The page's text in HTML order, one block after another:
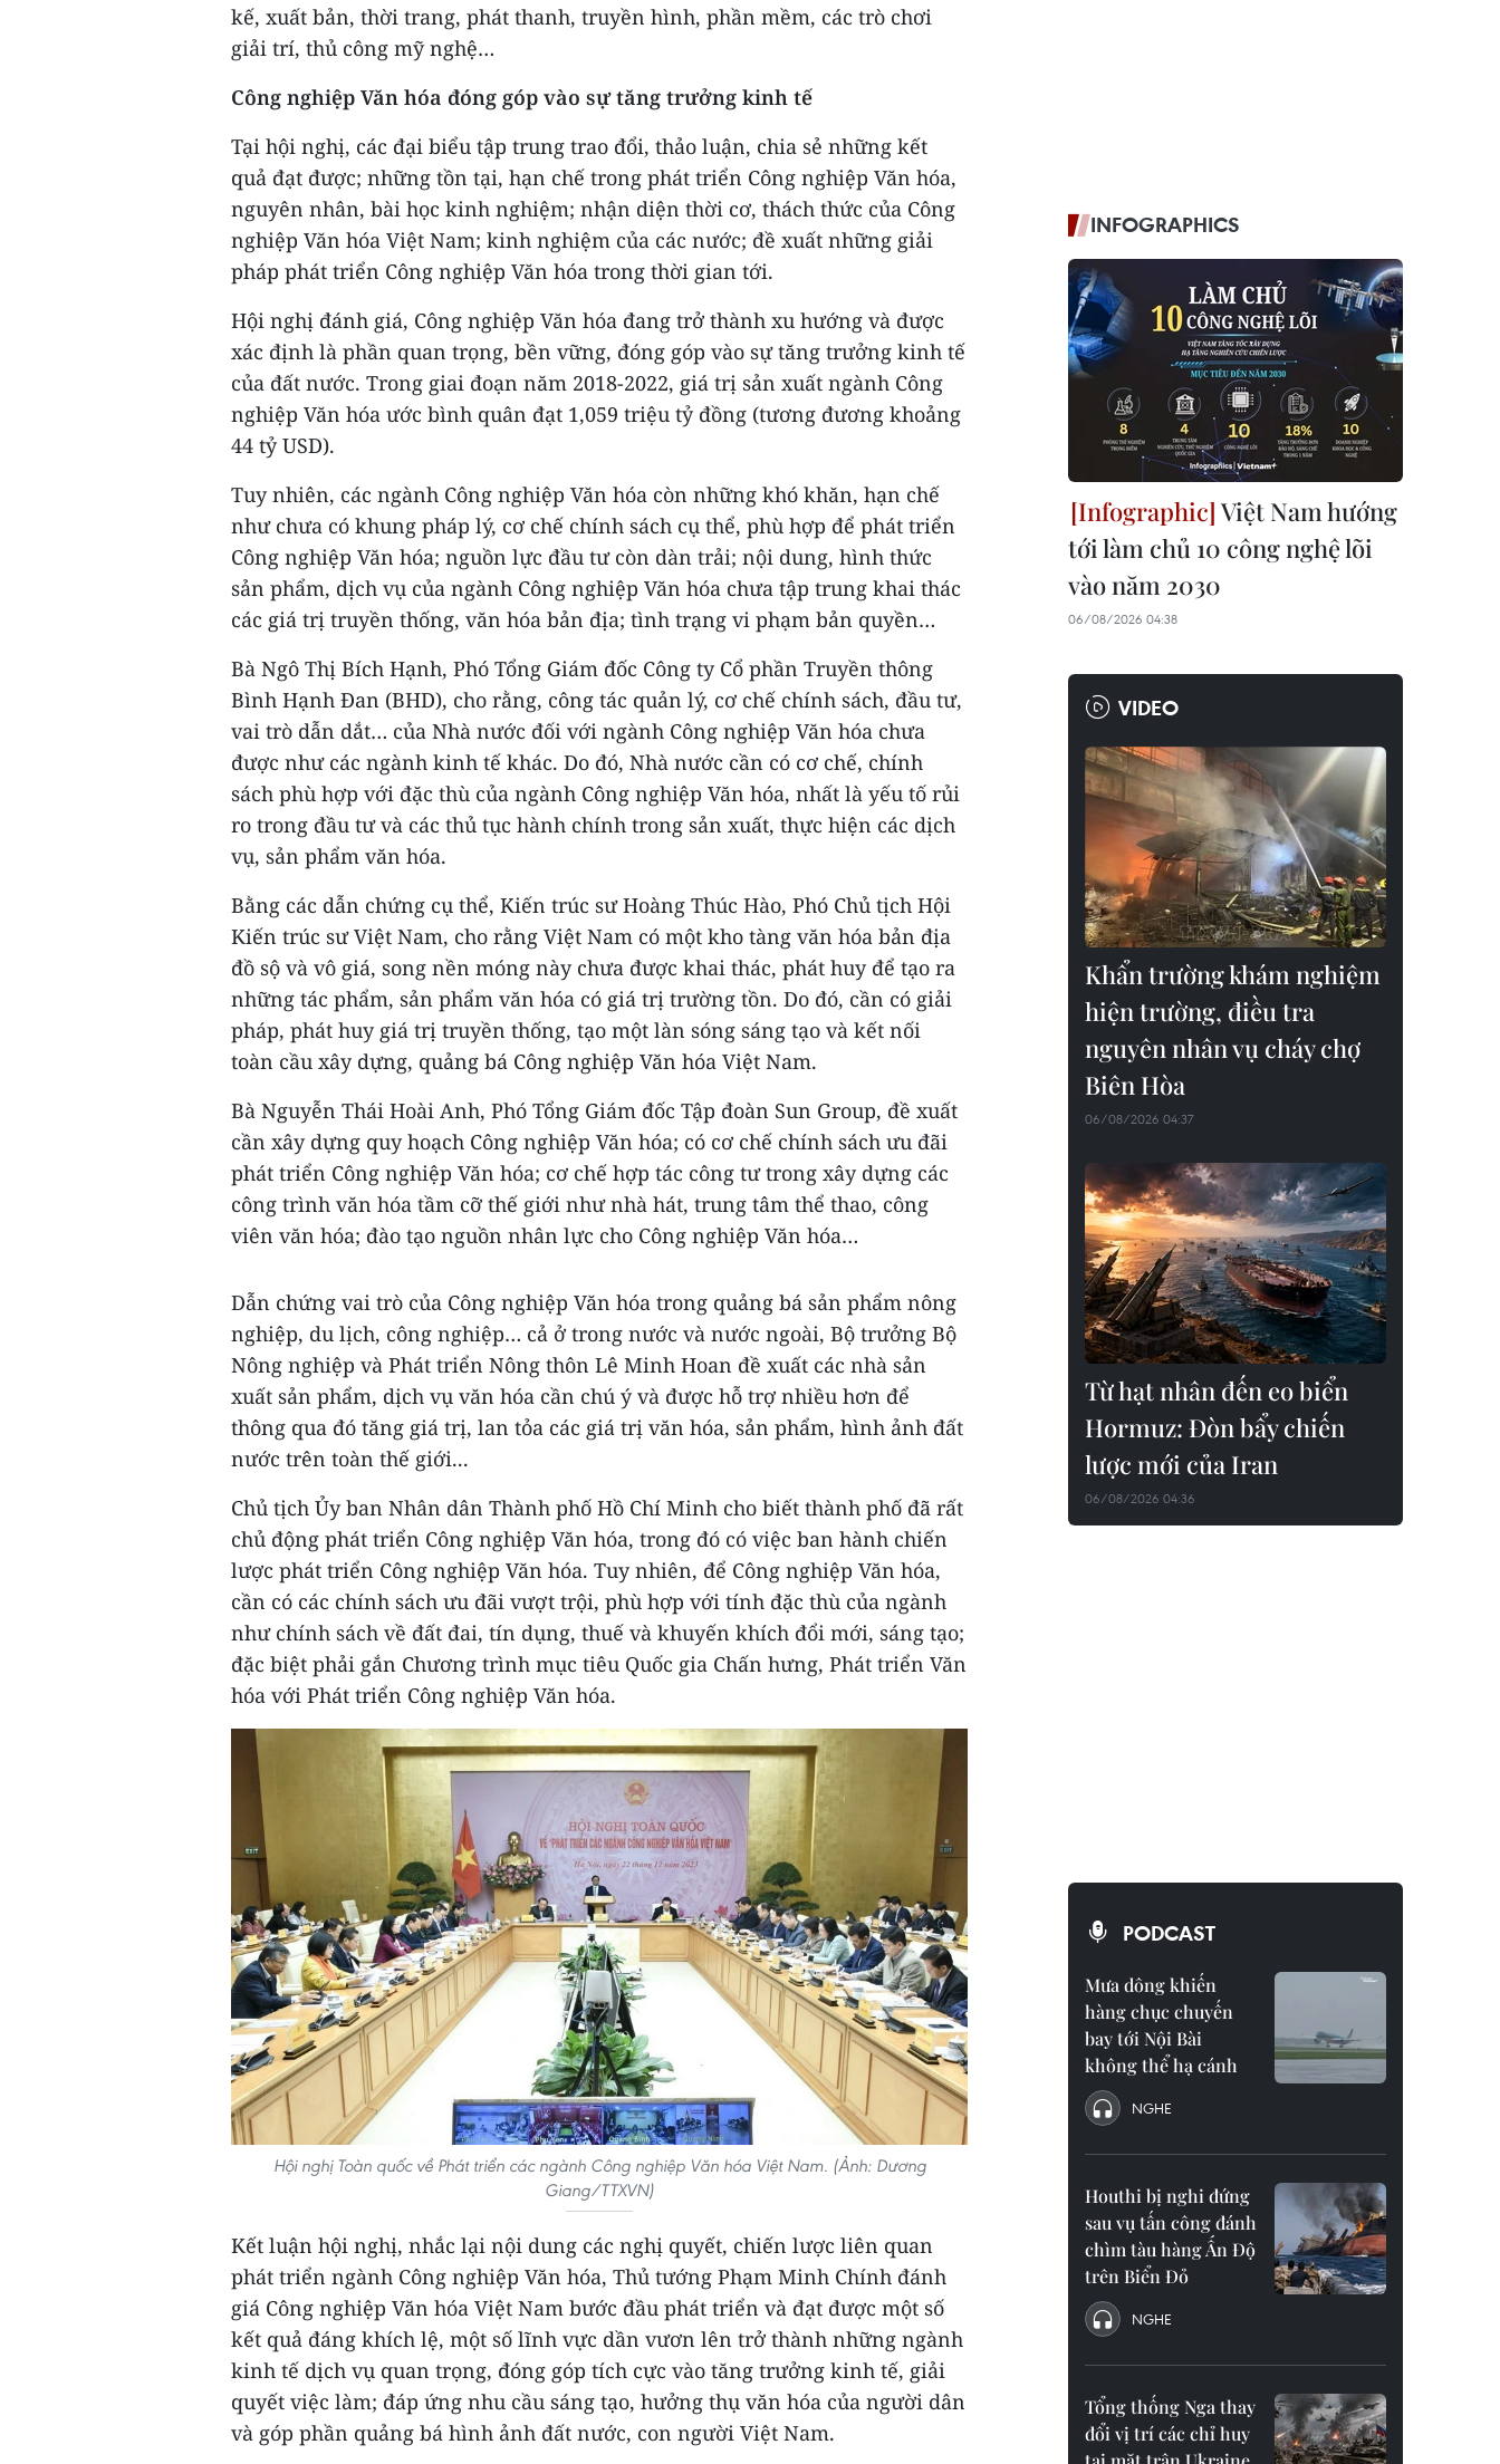
kế, xuất bản, thời trang, phát thanh, truyền hình, phần mềm, các trò chơi
giải trí, thủ công mỹ nghệ…
Công nghiệp Văn hóa đóng góp vào sự tăng trưởng kinh tế
Tại hội nghị, các đại biểu tập trung trao đổi, thảo luận, chia sẻ những kết
quả đạt được; những tồn tại, hạn chế trong phát triển Công nghiệp Văn hóa,
nguyên nhân, bài học kinh nghiệm; nhận diện thời cơ, thách thức của Công
nghiệp Văn hóa Việt Nam; kinh nghiệm của các nước; đề xuất những giải
pháp phát triển Công nghiệp Văn hóa trong thời gian tới.
Hội nghị đánh giá, Công nghiệp Văn hóa đang trở thành xu hướng và được
xác định là phần quan trọng, bền vững, đóng góp vào sự tăng trưởng kinh tế
của đất nước. Trong giai đoạn năm 2018-2022, giá trị sản xuất ngành Công
nghiệp Văn hóa ước bình quân đạt 1,059 triệu tỷ đồng (tương đương khoảng
44 tỷ USD).
Tuy nhiên, các ngành Công nghiệp Văn hóa còn những khó khăn, hạn chế
như chưa có khung pháp lý, cơ chế chính sách cụ thể, phù hợp để phát triển
Công nghiệp Văn hóa; nguồn lực đầu tư còn dàn trải; nội dung, hình thức
sản phẩm, dịch vụ của ngành Công nghiệp Văn hóa chưa tập trung khai thác
các giá trị truyền thống, văn hóa bản địa; tình trạng vi phạm bản quyền…
Bà Ngô Thị Bích Hạnh, Phó Tổng Giám đốc Công ty Cổ phần Truyền thông
Bình Hạnh Đan (BHD), cho rằng, công tác quản lý, cơ chế chính sách, đầu tư,
vai trò dẫn dắt… của Nhà nước đối với ngành Công nghiệp Văn hóa chưa
được như các ngành kinh tế khác. Do đó, Nhà nước cần có cơ chế, chính
sách phù hợp với đặc thù của ngành Công nghiệp Văn hóa, nhất là yếu tố rủi
ro trong đầu tư và các thủ tục hành chính trong sản xuất, thực hiện các dịch
vụ, sản phẩm văn hóa.
Bằng các dẫn chứng cụ thể, Kiến trúc sư Hoàng Thúc Hào, Phó Chủ tịch Hội
Kiến trúc sư Việt Nam, cho rằng Việt Nam có một kho tàng văn hóa bản địa
đồ sộ và vô giá, song nền móng này chưa được khai thác, phát huy để tạo ra
những tác phẩm, sản phẩm văn hóa có giá trị trường tồn. Do đó, cần có giải
pháp, phát huy giá trị truyền thống, tạo một làn sóng sáng tạo và kết nối
toàn cầu xây dựng, quảng bá Công nghiệp Văn hóa Việt Nam.
Bà Nguyễn Thái Hoài Anh, Phó Tổng Giám đốc Tập đoàn Sun Group, đề xuất
cần xây dựng quy hoạch Công nghiệp Văn hóa; có cơ chế chính sách ưu đãi
phát triển Công nghiệp Văn hóa; cơ chế hợp tác công tư trong xây dựng các
công trình văn hóa tầm cỡ thế giới như nhà hát, trung tâm thể thao, công
viên văn hóa; đào tạo nguồn nhân lực cho Công nghiệp Văn hóa…
Dẫn chứng vai trò của Công nghiệp Văn hóa trong quảng bá sản phẩm nông
nghiệp, du lịch, công nghiệp… cả ở trong nước và nước ngoài, Bộ trưởng Bộ
Nông nghiệp và Phát triển Nông thôn Lê Minh Hoan đề xuất các nhà sản
xuất sản phẩm, dịch vụ văn hóa cần chú ý và được hỗ trợ nhiều hơn để
thông qua đó tăng giá trị, lan tỏa các giá trị văn hóa, sản phẩm, hình ảnh đất
nước trên toàn thế giới...
Chủ tịch Ủy ban Nhân dân Thành phố Hồ Chí Minh cho biết thành phố đã rất
chủ động phát triển Công nghiệp Văn hóa, trong đó có việc ban hành chiến
lược phát triển Công nghiệp Văn hóa. Tuy nhiên, để Công nghiệp Văn hóa,
cần có các chính sách ưu đãi vượt trội, phù hợp với tính đặc thù của ngành
như chính sách về đất đai, tín dụng, thuế và khuyến khích đổi mới, sáng tạo;
đặc biệt phải gắn Chương trình mục tiêu Quốc gia Chấn hưng, Phát triển Văn
hóa với Phát triển Công nghiệp Văn hóa.
Hội nghị Toàn quốc về Phát triển các ngành Công nghiệp Văn hóa Việt Nam. (Ảnh: Dương
Giang/TTXVN)
Kết luận hội nghị, nhắc lại nội dung các nghị quyết, chiến lược liên quan
phát triển ngành Công nghiệp Văn hóa, Thủ tướng Phạm Minh Chính đánh
giá Công nghiệp Văn hóa Việt Nam bước đầu phát triển và đạt được một số
kết quả đáng khích lệ, một số lĩnh vực dần vươn lên trở thành những ngành
kinh tế dịch vụ quan trọng, đóng góp tích cực vào tăng trưởng kinh tế, giải
quyết việc làm; đáp ứng nhu cầu sáng tạo, hưởng thụ văn hóa của người dân
và góp phần quảng bá hình ảnh đất nước, con người Việt Nam.
INFOGRAPHICS
Việt Nam hướng
tới làm chủ 10 công nghệ lõi
vào năm 2030
06/08/2026 04:38
VIDEO
Khẩn trường khám nghiệm
hiện trường, điều tra
nguyên nhân vụ cháy chợ
Biên Hòa
06/08/2026 04:37
Từ hạt nhân đến eo biển
Hormuz: Đòn bẩy chiến
lược mới của Iran
06/08/2026 04:36
PODCAST
Mưa dông khiến
hàng chục chuyến
bay tới Nội Bài
không thể hạ cánh
NGHE
Houthi bị nghi đứng
sau vụ tấn công đánh
chìm tàu hàng Ấn Độ
trên Biển Đỏ
NGHE
Tổng thống Nga thay
đổi vị trí các chỉ huy